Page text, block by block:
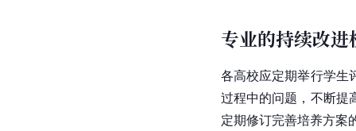
专业的持续改进
各高校应定期举行学生
过程中的问题，不断提
定期修订完善培养方案